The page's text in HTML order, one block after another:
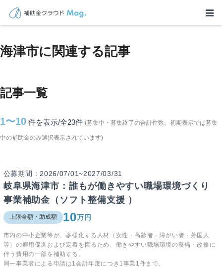
TOP > 補助金・助成金詳細>岐阜県
海津市に関連する記事
記事一覧
1〜10 件を表示/全23件 (募集中・募集終了の合計件数。初期表示では募集
中の補助金のみ選択表示されています)
公募期間：2026/07/01~2027/03/31
岐阜県海津市：誰もが働きやすい職場環境づくり
事業補助金（ソフト整備支援 ）
上限金額・助成額 10万円
市内の中小企業等が、多様化する人材（女性・高齢者・障がい者・外国人
等）の雇用促進および定着を図るため、働きやすい職場環境の整備・改修に
伴う費用の一部を補助する。
同一事業者による申請は1会計年度につき1事業1件まで。